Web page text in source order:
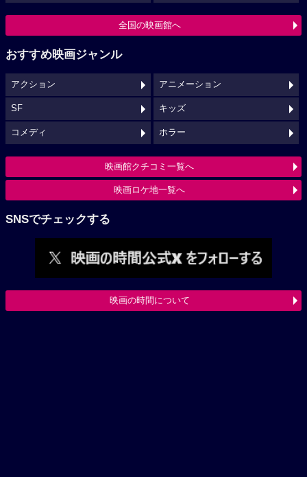
全国の映画館へ
おすすめ映画ジャンル
アクション アニメーション
SF キッズ
コメディ ホラー
映画館クチコミ一覧へ
映画ロケ地一覧へ
SNSでチェックする
映画の時間について